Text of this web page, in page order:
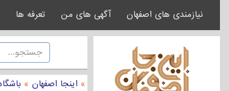
نیازمندی های اصفهان آگهی های من تعرفه ها
» اینجا اصفهان »